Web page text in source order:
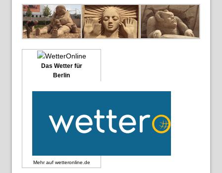
Das Wetter für
Berlin
Mehr auf wetteronline.de